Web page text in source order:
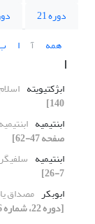
دوره 21
همه
آ ا
ا
ابژکتیویته
140]
ابن‏تیمیه
صفحه 47-62]
ابن‏تیمیه
7-26]
ابوبکر مصداق
[دوره 22، شماره 86، 1392، صفحه 59-76]